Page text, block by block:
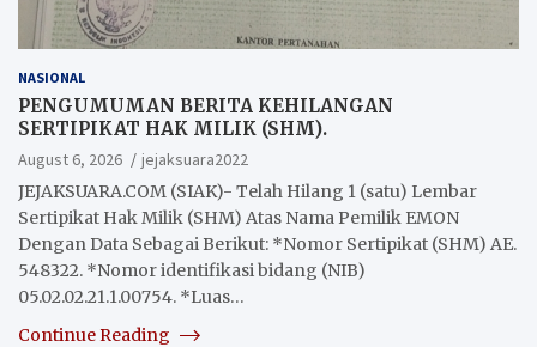
NASIONAL
PENGUMUMAN BERITA KEHILANGAN
SERTIPIKAT HAK MILIK (SHM).
August 6, 2026
jejaksuara2022
JEJAKSUARA.COM (SIAK)- Telah Hilang 1 (satu) Lembar
Sertipikat Hak Milik (SHM) Atas Nama Pemilik EMON
Dengan Data Sebagai Berikut: *Nomor Sertipikat (SHM) AE.
548322. *Nomor identifikasi bidang (NIB)
05.02.02.21.1.00754. *Luas…
Continue Reading